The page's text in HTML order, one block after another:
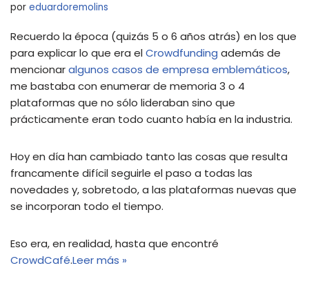
por eduardoremolins
Recuerdo la época (quizás 5 o 6 años atrás) en los que
para explicar lo que era elCrowdfunding además de
mencionaralgunos casos de empresa emblemáticos,
me bastaba con enumerar de memoria 3 o 4
plataformas que no sólo lideraban sino que
prácticamente eran todo cuanto había en la industria.
Hoy en día han cambiado tanto las cosas que resulta
francamente difícil seguirle el paso a todas las
novedades y, sobretodo, a las plataformas nuevas que
se incorporan todo el tiempo.
Eso era, en realidad, hasta que encontré
CrowdCafé.Leer más »